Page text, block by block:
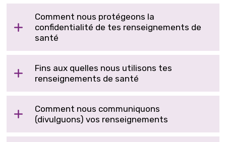
Comment nous protégeons la
confidentialité de tes renseignements de
santé
Fins aux quelles nous utilisons tes
renseignements de santé
Comment nous communiquons
(divulguons) vos renseignements